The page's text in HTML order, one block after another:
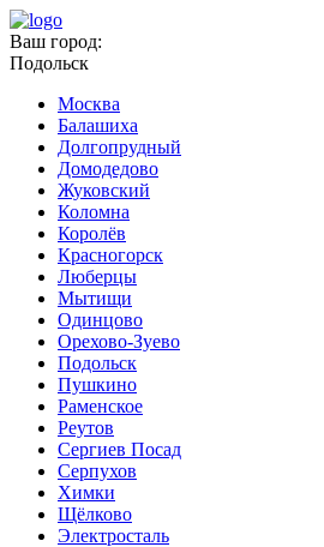
Ваш город:
Подольск
Москва
Балашиха
Долгопрудный
Домодедово
Жуковский
Коломна
Королёв
Красногорск
Люберцы
Мытищи
Одинцово
Орехово-Зуево
Подольск
Пушкино
Раменское
Реутов
Сергиев Посад
Серпухов
Химки
Щёлково
Электросталь